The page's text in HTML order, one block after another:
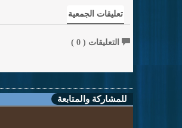
تعليقات الجمعية
التعليقات ( 0
)
للمشاركة والمتابعة